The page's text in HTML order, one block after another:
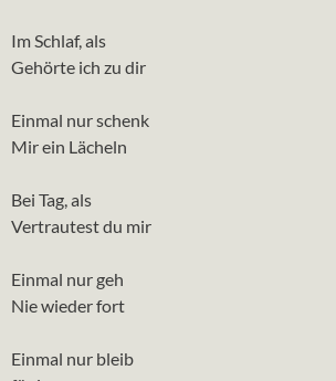
Im Schlaf, als
Gehörte ich zu dir
Einmal nur schenk
Mir ein Lächeln
Bei Tag, als
Vertrautest du mir
Einmal nur geh
Nie wieder fort
Einmal nur bleib